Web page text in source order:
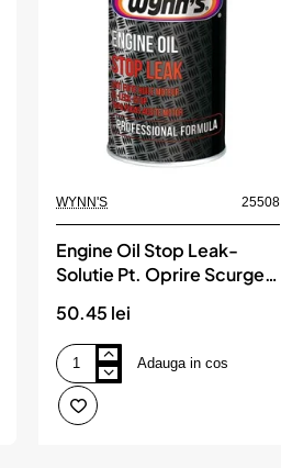
WYNN'S 25508
Engine Oil Stop Leak-
Solutie Pt. Oprire Scurgeri
50.45 lei
Engine
Oil
Stop
Leak-
Adauga in cos